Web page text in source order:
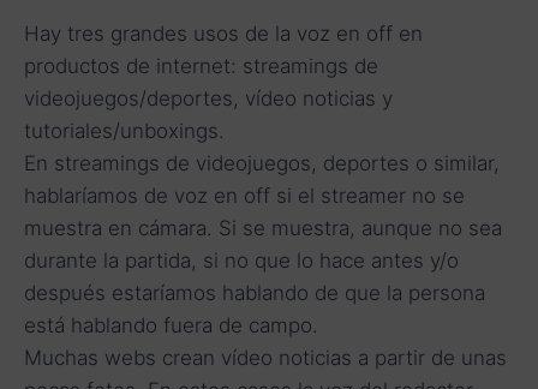
Hay tres grandes usos de la voz en off en
productos de internet: streamings de
videojuegos/deportes, vídeo noticias y
tutoriales/unboxings.
En streamings de videojuegos, deportes o similar,
hablaríamos de voz en off si el streamer no se
muestra en cámara. Si se muestra, aunque no sea
durante la partida, si no que lo hace antes y/o
después estaríamos hablando de que la persona
está hablando fuera de campo.
Muchas webs crean vídeo noticias a partir de unas